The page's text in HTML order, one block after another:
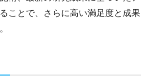
ことで、さらに高い満足度と成果